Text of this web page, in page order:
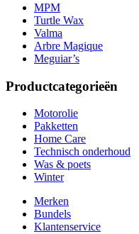
MPM
Turtle Wax
Valma
Arbre Magique
Meguiar’s
Productcategorieën
Motorolie
Pakketten
Home Care
Technisch onderhoud
Was & poets
Winter
Merken
Bundels
Klantenservice